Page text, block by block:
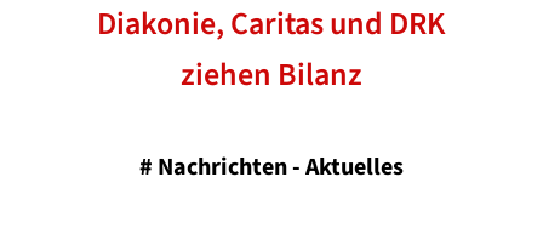
Diakonie, Caritas und DRK
ziehen Bilanz
# Nachrichten - Aktuelles